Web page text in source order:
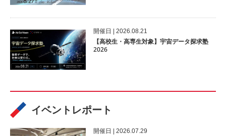
開催⽇ | 2026.08.21
【高校生・高専生対象】宇宙データ探求塾
2026
イベントレポート
開催⽇ | 2026.07.29